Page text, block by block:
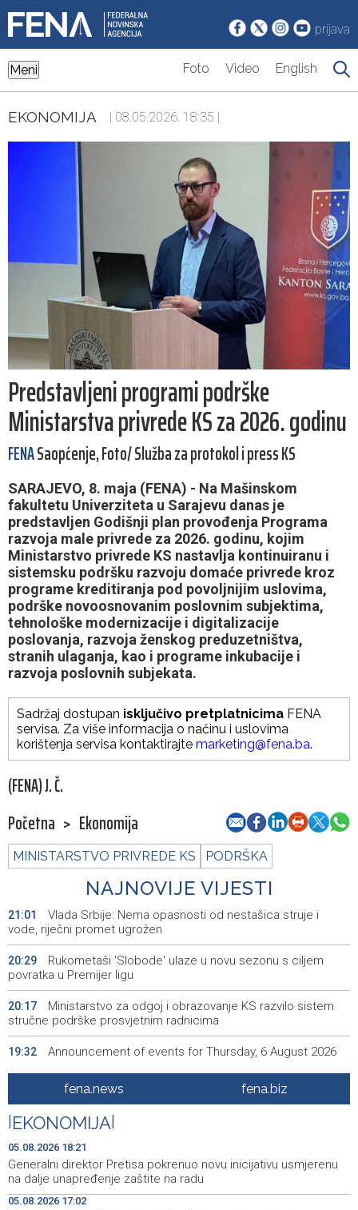
prijava
Meni Foto Video English
EKONOMIJA | 08.05.2026. 18:35 |
Predstavljeni programi podrške
Ministarstva privrede KS za 2026. godinu
FENASaopćenje, Foto/ Služba za protokol i press KS
SARAJEVO, 8. maja (FENA) - Na Mašinskom
fakultetu Univerziteta u Sarajevu danas je
predstavljen Godišnji plan provođenja Programa
razvoja male privrede za 2026. godinu, kojim
Ministarstvo privrede KS nastavlja kontinuiranu i
sistemsku podršku razvoju domaće privrede kroz
programe kreditiranja pod povoljnijim uslovima,
podrške novoosnovanim poslovnim subjektima,
tehnološke modernizacije i digitalizacije
poslovanja, razvoja ženskog preduzetništva,
stranih ulaganja, kao i programe inkubacije i
razvoja poslovnih subjekata.
Sadržaj dostupan isključivo pretplatnicima FENA
servisa. Za više informacija o načinu i uslovima
korištenja servisa kontaktirajte marketing@fena.ba.
(FENA) J. Č.
Početna > Ekonomija
MINISTARSTVO PRIVREDE KS PODRŠKA
NAJNOVIJE VIJESTI
21:01
Vlada Srbije: Nema opasnosti od nestašica struje i
vode, riječni promet ugrožen
20:29
Rukometaši 'Slobode' ulaze u novu sezonu s ciljem
povratka u Premijer ligu
20:17
Ministarstvo za odgoj i obrazovanje KS razvilo sistem
stručne podrške prosvjetnim radnicima
19:32 Announcement of events for Thursday, 6 August 2026
Rise in electric scooter injuries among children; Biloš:
Head and facial injuries most common
19:25
Ministarstvo saobraćaja KS: Uskoro javna nabavka za
obnovu mosta u ulici Ive Andrića
19:15
Pomozi.ba pomaže Gazi - Od početka 2026. podijeljeno
40.000 toplih obroka, u augustu nove aktivnosti
fena.news fena.biz
EKONOMIJA
05.08.2026 18:21
Generalni direktor Pretisa pokrenuo novu inicijativu usmjerenu
na dalje unapređenje zaštite na radu
05.08.2026 17:02